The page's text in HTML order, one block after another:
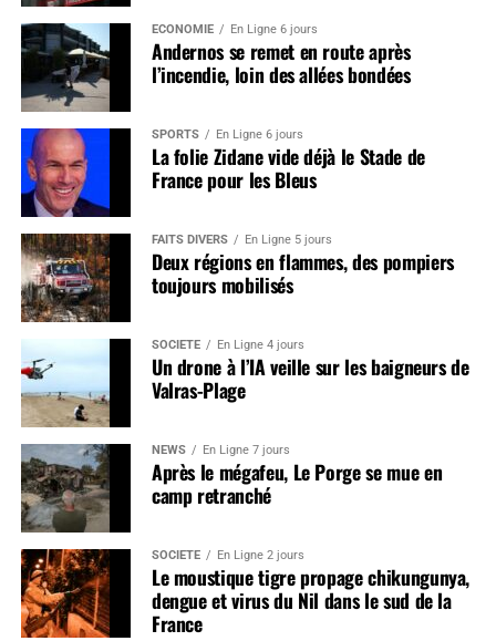
ÉCONOMIE En Ligne 6 jours
Andernos se remet en route après
l’incendie, loin des allées bondées
SPORTS En Ligne 6 jours
La folie Zidane vide déjà le Stade de
France pour les Bleus
FAITS DIVERS En Ligne 5 jours
Deux régions en flammes, des pompiers
toujours mobilisés
SOCIÉTÉ En Ligne 4 jours
Un drone à l’IA veille sur les baigneurs de
Valras-Plage
NEWS En Ligne 7 jours
Après le mégafeu, Le Porge se mue en
camp retranché
SOCIÉTÉ En Ligne 2 jours
Le moustique tigre propage chikungunya,
dengue et virus du Nil dans le sud de la
France